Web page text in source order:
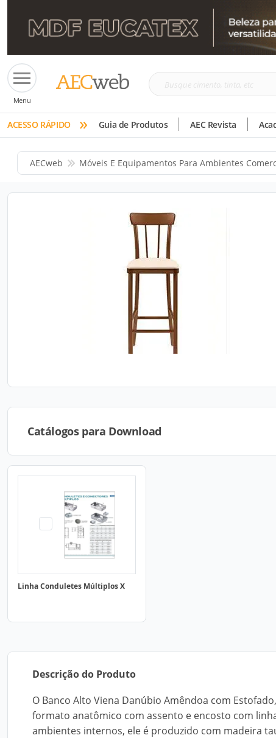
Menu
Busque
tinta,
etc
ACESSO RÁPIDO » Guia de Produtos AEC Revista
AECweb Móveis E Equipamentos Para Ambientes
Catálogos para Download
Linha Conduletes Múltiplos X
Descrição do Produto
O Banco Alto Viena Danúbio Amêndoa com
formato anatômico com assento e encosto com
ambientes internos, ele é produzido com madeira